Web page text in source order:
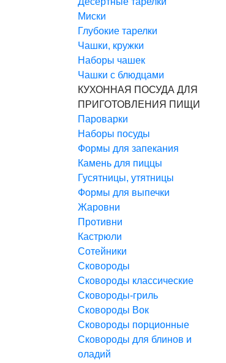
Миски
Глубокие тарелки
Чашки, кружки
Наборы чашек
Чашки с блюдцами
КУХОННАЯ ПОСУДА ДЛЯ
ПРИГОТОВЛЕНИЯ ПИЩИ
Пароварки
Наборы посуды
Формы для запекания
Камень для пиццы
Гусятницы, утятницы
Формы для выпечки
Жаровни
Противни
Кастрюли
Сотейники
Сковороды
Сковороды классические
Сковороды-гриль
Сковороды Вок
Сковороды порционные
Сковороды для блинов и
оладий